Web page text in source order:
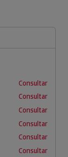
Consultar
Consultar
Consultar
Consultar
Consultar
Consultar